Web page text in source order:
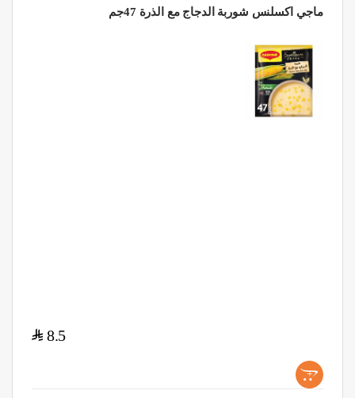
ماجي اكسلنس شوربة الدجاج مع الذرة 47جم
8.5
$
+